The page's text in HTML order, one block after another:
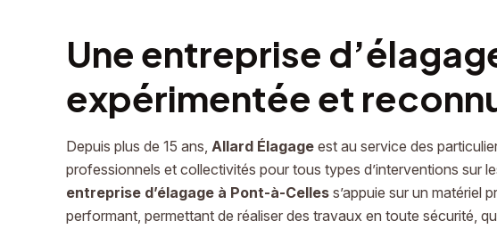
Une entreprise
expérimentée et
Depuis plus de 15 ans,Allard Élagage est au service des
professionnels et collectivités pour tous types d’interventions sur
entreprise d’élagage à Pont-à-Celles s’appuie sur un matériel
performant, permettant de réaliser des travaux en toute sécurité,